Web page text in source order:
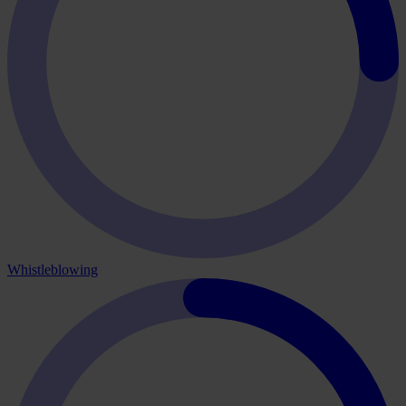
Whistleblowing